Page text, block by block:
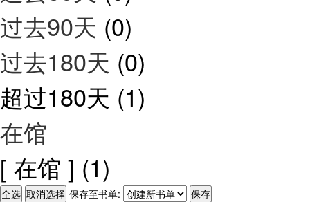
过去90天 (0)
过去180天 (0)
超过180天 (1)
在馆
[ 在馆 ] (1)
保存至书单: